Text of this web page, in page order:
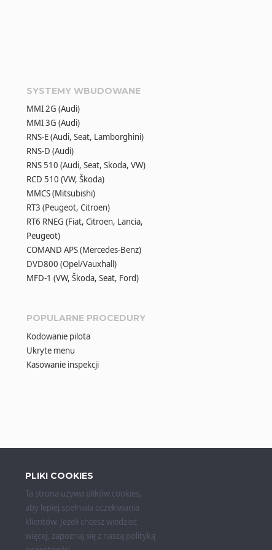
SYSTEMY WBUDOWANE
MMI 2G (Audi)
MMI 3G (Audi)
RNS-E (Audi, Seat, Lamborghini)
RNS-D (Audi)
RNS 510 (Audi, Seat, Skoda, VW)
RCD 510 (VW, Škoda)
MMCS (Mitsubishi)
RT3 (Peugeot, Citroen)
RT6 RNEG (Fiat, Citroen, Lancia,
Peugeot)
COMAND APS (Mercedes-Benz)
DVD800 (Opel/Vauxhall)
MFD-1 (VW, Škoda, Seat, Ford)
POPULARNE PROCEDURY
Kodowanie pilota
Ukryte menu
Kasowanie inspekcji
PLIKI COOKIES
Ta strona używa plików cookies,
aby lepiej spełniała oczekiwania
klientów. Jeżeli chcesz wiedzieć
więcej, zapoznaj się z naszą polityką